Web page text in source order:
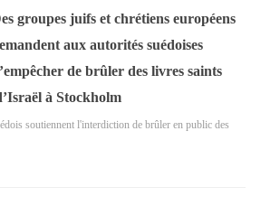
groupes juifs et chrétiens européens
aux autorités suédoises
de brûler des livres saints
à Stockholm
soutiennent l'interdiction de brûler en public des